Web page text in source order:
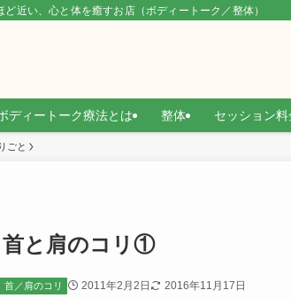
ど近い、心と体を癒すお店（ボディートーク／整体）
ディートーク療法とは 整体 セッション料
ごと
首と肩のコリ①
首／肩のコリ 2011年2月2日 2016年11月17日